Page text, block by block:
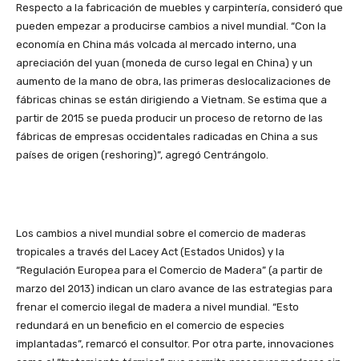
Respecto a la fabricación de muebles y carpintería, consideró que
pueden empezar a producirse cambios a nivel mundial. “Con la
economía en China más volcada al mercado interno, una
apreciación del yuan (moneda de curso legal en China) y un
aumento de la mano de obra, las primeras deslocalizaciones de
fábricas chinas se están dirigiendo a Vietnam. Se estima que a
partir de 2015 se pueda producir un proceso de retorno de las
fábricas de empresas occidentales radicadas en China a sus
países de origen (reshoring)”, agregó Centrángolo.
Los cambios a nivel mundial sobre el comercio de maderas
tropicales a través del Lacey Act (Estados Unidos) y la
“Regulación Europea para el Comercio de Madera” (a partir de
marzo del 2013) indican un claro avance de las estrategias para
frenar el comercio ilegal de madera a nivel mundial. “Esto
redundará en un beneficio en el comercio de especies
implantadas”, remarcó el consultor. Por otra parte, innovaciones